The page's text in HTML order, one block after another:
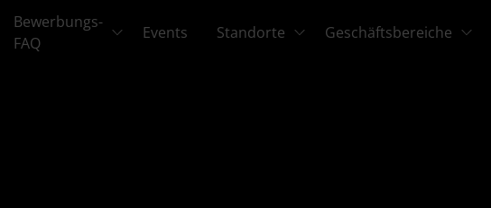
Bewerbungs-
FAQ
Events Standorte Geschäftsbereiche